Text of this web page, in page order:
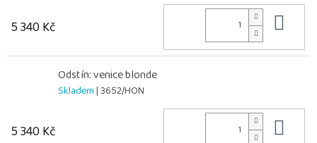
5 340 Kč
Odstín: venice blonde
Skladem| 3652/HON
5 340 Kč